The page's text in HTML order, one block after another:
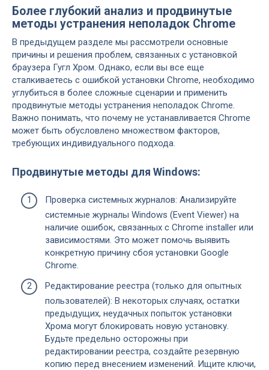
Более глубокий анализ и продвинутые
методы устранения неполадок Chrome
В предыдущем разделе мы рассмотрели основные
причины и решения проблем, связанных с установкой
браузера Гугл Хром. Однако, если вы все еще
сталкиваетесь с ошибкой установки Chrome, необходимо
углубиться в более сложные сценарии и применить
продвинутые методы устранения неполадок Chrome.
Важно понимать, что почему не устанавливается Chrome
может быть обусловлено множеством факторов,
требующих индивидуального подхода.
Продвинутые методы для Windows:
Проверка системных журналов: Анализируйте
системные журналы Windows (Event Viewer) на
наличие ошибок, связанных с Chrome installer или
зависимостями. Это может помочь выявить
конкретную причину сбоя установки Google
Chrome.
Редактирование реестра (только для опытных
пользователей): В некоторых случаях, остатки
предыдущих, неудачных попыток установки
Хрома могут блокировать новую установку.
Будьте предельно осторожны при
редактировании реестра, создайте резервную
копию перед внесением изменений. Ищите ключи,